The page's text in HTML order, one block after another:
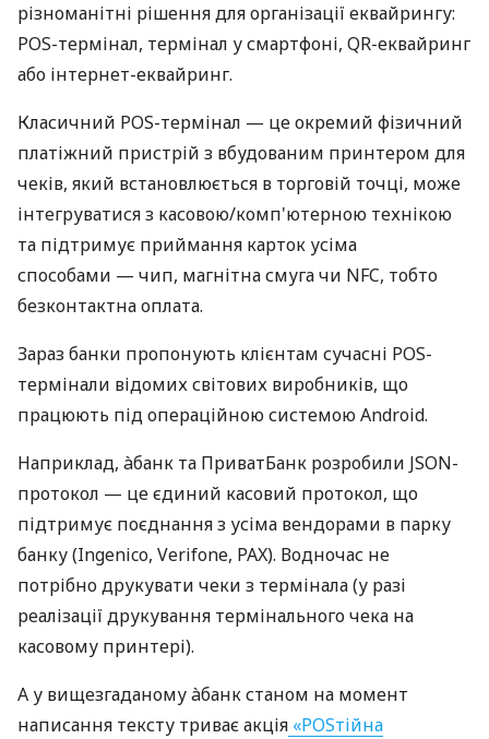
різноманітні рішення для організації еквайрингу:
POS-термінал, термінал у смартфоні, QR-еквайринг
або інтернет-еквайринг.
Класичний POS-термінал — це окремий фізичний
платіжний пристрій з вбудованим принтером для
чеків, який встановлюється в торговій точці, може
інтегруватися з касовою/комп'ютерною технікою
та підтримує приймання карток усіма
способами — чип, магнітна смуга чи NFC, тобто
безконтактна оплата.
Зараз банки пропонують клієнтам сучасні POS-
термінали відомих світових виробників, що
працюють під операційною системою Android.
Наприклад, àбанк та ПриватБанк розробили JSON-
протокол — це єдиний касовий протокол, що
підтримує поєднання з усіма вендорами в парку
банку (Ingenico, Verifone, PAX). Водночас не
потрібно друкувати чеки з термінала (у разі
реалізації друкування термінального чека на
касовому принтері).
А у вищезгаданому àбанк станом на момент
написання тексту триває акція «POSтійна